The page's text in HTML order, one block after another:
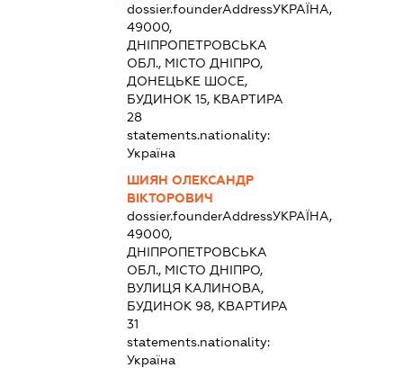
dossier.founderAddressУКРАЇНА,
49000,
ДНІПРОПЕТРОВСЬКА
ОБЛ., МІСТО ДНІПРО,
ДОНЕЦЬКЕ ШОСЕ,
БУДИНОК 15, КВАРТИРА
28
statements.nationality:
Україна
ШИЯН ОЛЕКСАНДР
ВІКТОРОВИЧ
dossier.founderAddressУКРАЇНА,
49000,
ДНІПРОПЕТРОВСЬКА
ОБЛ., МІСТО ДНІПРО,
ВУЛИЦЯ КАЛИНОВА,
БУДИНОК 98, КВАРТИРА
31
statements.nationality:
Україна